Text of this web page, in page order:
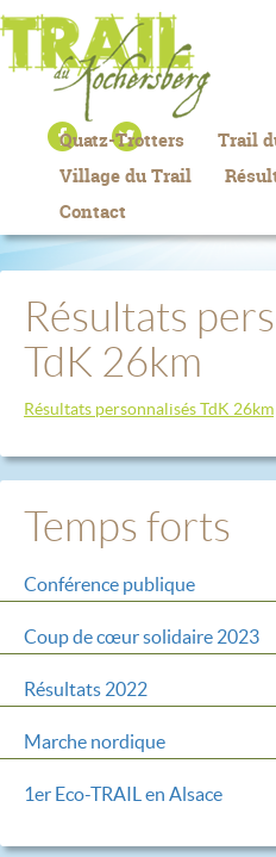
Quatz-Trotters
Trail
Village du Trail
Contact
Résultats
TdK 26km
Résultats personnalisés TdK 26km
Temps forts
Conférence publique
Coup de cœur solidaire 2023
Résultats 2022
Marche nordique
1er Eco-TRAIL en Alsace